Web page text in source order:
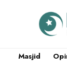
Masjid